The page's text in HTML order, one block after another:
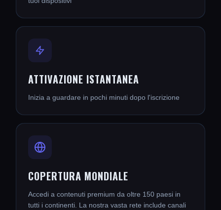
ATTIVAZIONE ISTANTANEA
Inizia a guardare in pochi minuti dopo l'iscrizione
COPERTURA MONDIALE
Accedi a contenuti premium da oltre 150 paesi in
tutti i continenti. La nostra vasta rete include canali